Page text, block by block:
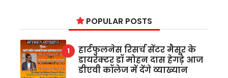
POPULAR POSTS
हार्टफुलनेस रिसर्च सेंटर मैसूर के
डायरेक्टर डॉ मोहन दास हेगड़े आज
डीएवी कॉलेज में देंगे व्याख्यान